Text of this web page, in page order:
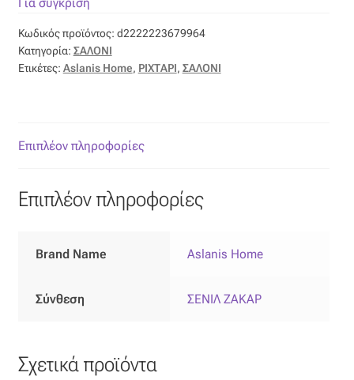
Γκρο
Δαντέλα
Ζακάρ
Καραβόπανο
Λονέτα
Κωδικός προϊόντος: d2222223679964
Κατηγορία: ΣΑΛΟΝΙ
Ετικέτες: Aslanis Home, ΡΙΧΤΑΡΙ, ΣΑΛΟΝΙ
Επιπλέον πληροφορίες
Επιπλέον πληροφορίες
Brand Name Aslanis Home
Σύνθεση ΣΕΝΙΛ ΖΑΚΑΡ
Σχετικά προϊόντα